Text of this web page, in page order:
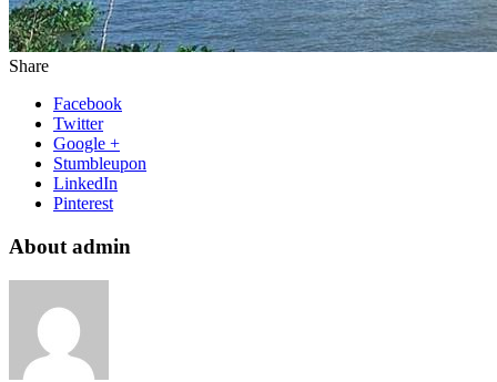
Share
Facebook
Twitter
Google +
Stumbleupon
LinkedIn
Pinterest
About admin